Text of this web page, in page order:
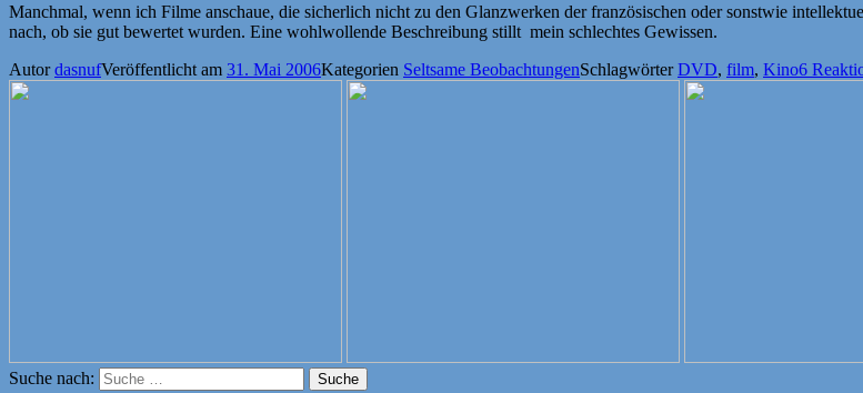
Manchmal, wenn ich Filme anschaue, die sicherlich nicht zu den Glanzwerken der französischen oder sonstwie
nach, ob sie gut bewertet wurden. Eine wohlwollende Beschreibung stillt mein schlechtes Gewissen.
AutordasnufVeröffentlicht am 31. Mai 2006Kategorien Seltsame BeobachtungenSchlagwörterDVD, film, Kino6
Suche nach: Suche